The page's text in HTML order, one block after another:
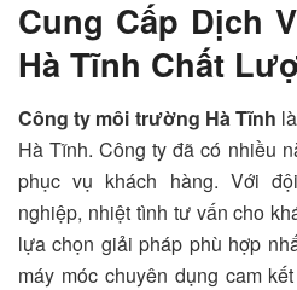
Cung Cấp Dịch
Hà Tĩnh Chất
Công ty môi trường Hà Tĩnh
Hà Tĩnh. Công ty đã có nhiều
phục vụ khách hàng. Với
nghiệp, nhiệt tình tư vấn cho
lựa chọn giải pháp phù hợp
máy móc chuyên dụng cam